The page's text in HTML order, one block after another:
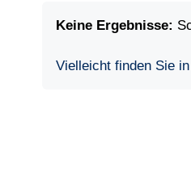
Keine Ergebnisse:
Vielleicht finden Sie